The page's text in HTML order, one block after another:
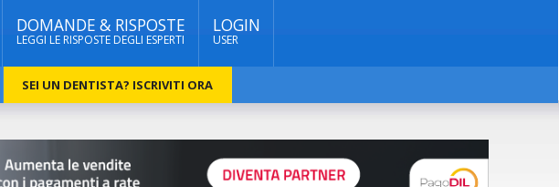
DOMANDE & RISPOSTE
LEGGI LE RISPOSTE DEGLI ESPERTI
LOGIN
USER
SEI UN DENTISTA? ISCRIVITI ORA